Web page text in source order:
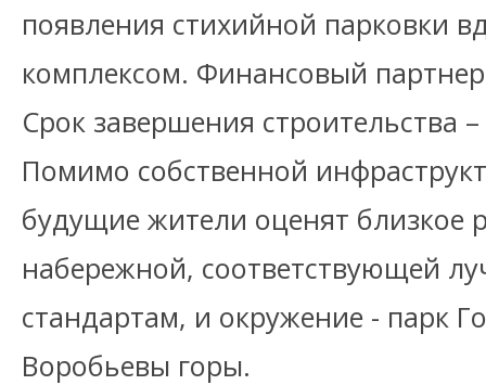
появления стихийной парковки
комплексом. Финансовый
Срок завершения строительства
Помимо собственной
будущие жители оценят близкое
набережной, соответствующей
стандартам, и окружение - парк
Воробьевы горы.